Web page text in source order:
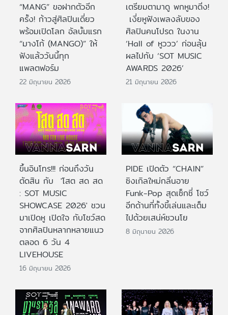
“MANG” ขอฝากตัวอีก
ครั้ง! ก้าวสู่ศิลปินเดี่ยว
พร้อมเปิดโลก อัลบั้มแรก
“มางโก้ (MANGO)” ให้
ฟังแล้ววันนี้ทุก
แพลตฟอร์ม
22 มิถุนายน 2026
เตรียมตามาดู พกหูมาติ่ง!
เงี่ยหูฟังเพลงลับของ
ศิลปินคนโปรด ในงาน
‘Hall of หูววว’ ก่อนลุ้น
ผลไปกับ ‘SOT MUSIC
AWARDS 2026’
21 มิถุนายน 2026
ขึ้นอินโทร!!! ก่อนถึงวัน
ตัดสิน กับ 'โสต สด สด
: SOT MUSIC
SHOWCASE 2026' ชวน
มาเปิดหู เปิดใจ กับโชว์สด
จากศิลปินหลากหลายแนว
ตลอด 6 วัน 4
LIVEHOUSE
16 มิถุนายน 2026
PIDE เปิดตัว “CHAIN”
ซิงเกิลใหม่กลิ่นอาย
Funk-Pop สุดเซ็กซี่ โชว์
อีกด้านที่ทั้งขี้เล่นและเต็ม
ไปด้วยเสน่ห์ชวนโย
8 มิถุนายน 2026